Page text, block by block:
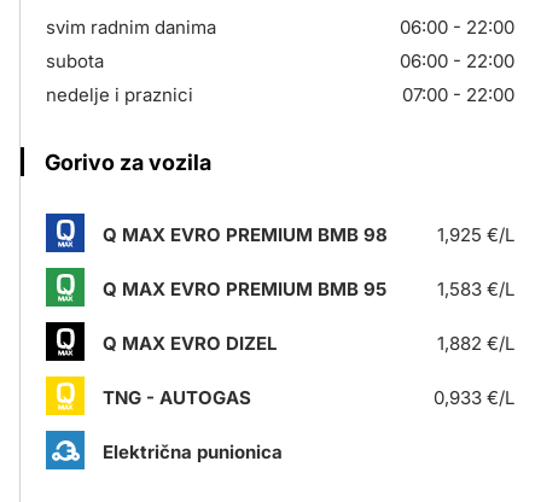
svim radnim danima
06:00 - 22:00
subota
06:00 - 22:00
nedelje i praznici
07:00 - 22:00
Gorivo za vozila
Q MAX EVRO PREMIUM BMB 98 1,925 €/L
Q MAX EVRO PREMIUM BMB 95 1,583 €/L
Q MAX EVRO DIZEL 1,882 €/L
TNG - AUTOGAS 0,933 €/L
Električna punionica